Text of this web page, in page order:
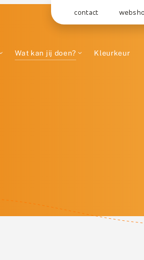
contact
Wat kan jij doen? Kleurkeur